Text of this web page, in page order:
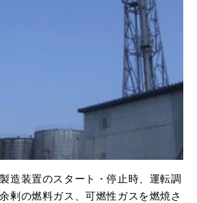
造装置のスタート・停止時、運転調
剰の燃料ガス、可燃性ガスを燃焼さ